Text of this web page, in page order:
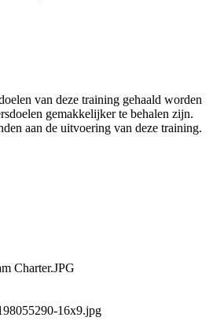
van deze training gehaald worden
gemakkelijker te behalen zijn.
aan de uitvoering van deze training.
Charter.JPG
16x9.jpg